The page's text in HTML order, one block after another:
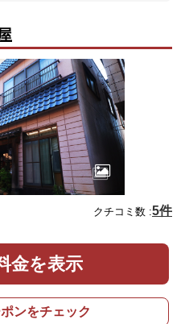
クチコミ数 :5件
金を表示
ンをチェック